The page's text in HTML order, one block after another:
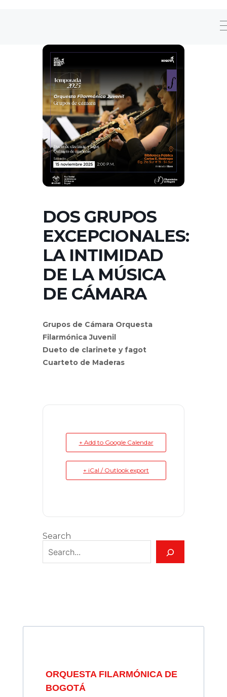
DOS GRUPOS
EXCEPCIONALES:
LA INTIMIDAD
DE LA MÚSICA
DE CÁMARA
Grupos de Cámara Orquesta
Filarmónica Juvenil
Dueto de clarinete y fagot
Cuarteto de Maderas
+ Add to Google Calendar
+ iCal / Outlook export
Search
ORQUESTA FILARMÓNICA DE
BOGOTÁ